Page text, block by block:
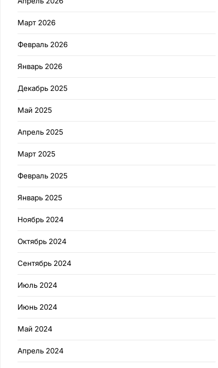
Март 2026
Февраль 2026
Январь 2026
Декабрь 2025
Май 2025
Апрель 2025
Март 2025
Февраль 2025
Январь 2025
Ноябрь 2024
Октябрь 2024
Сентябрь 2024
Июль 2024
Июнь 2024
Май 2024
Апрель 2024